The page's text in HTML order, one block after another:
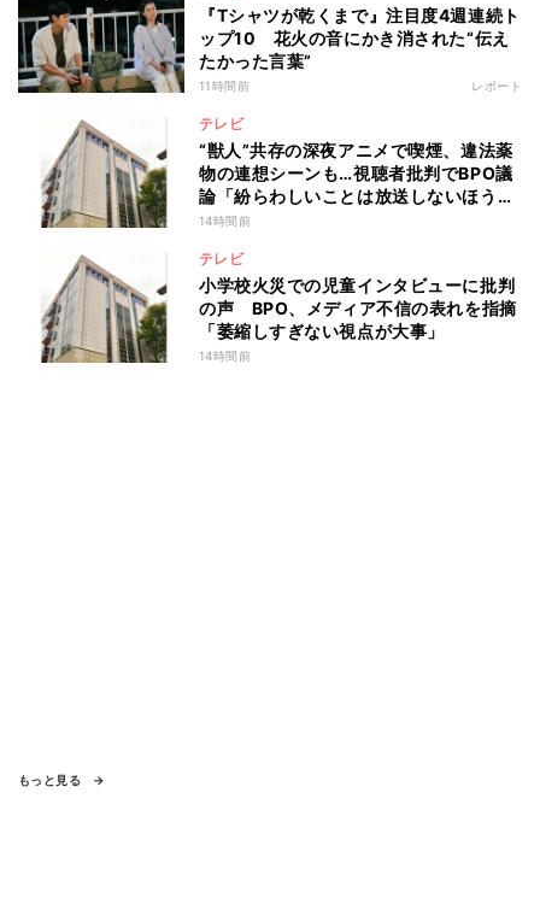
『Tシャツが乾くまで』注目度4週連続ト
ップ10 花火の音にかき消された“伝え
たかった言葉”
11時間前 レポート
テレビ
“獣人”共存の深夜アニメで喫煙、違法薬
物の連想シーンも…視聴者批判でBPO議
論「紛らわしいことは放送しないほう
が」
14時間前
テレビ
小学校火災での児童インタビューに批判
の声 BPO、メディア不信の表れを指摘
「萎縮しすぎない視点が大事」
14時間前
もっと見る